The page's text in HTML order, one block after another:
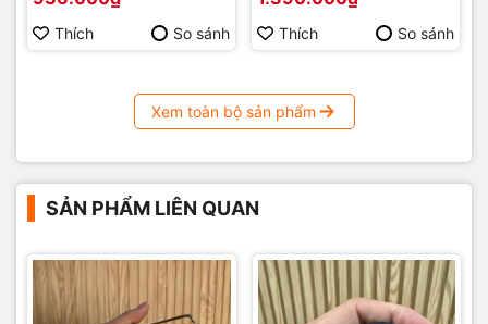
Thích So sánh Thích So sánh
Xem toàn bộ sản phẩm
SẢN PHẨM LIÊN QUAN